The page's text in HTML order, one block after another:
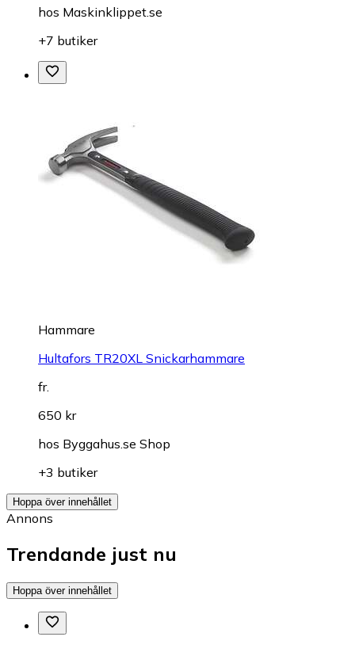
hos Maskinklippet.se
+7 butiker
Hammare
Hultafors TR20XL Snickarhammare
fr.
650 kr
hos Byggahus.se Shop
+3 butiker
Hoppa över innehållet
Annons
Trendande just nu
Hoppa över innehållet